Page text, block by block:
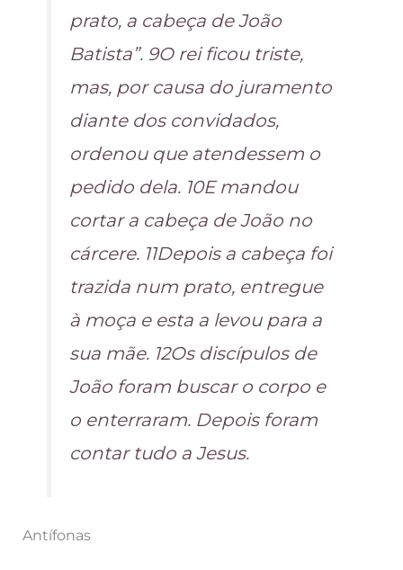
prato, a cabeça de João
Batista”. 9O rei ficou triste,
mas, por causa do juramento
diante dos convidados,
ordenou que atendessem o
pedido dela. 10E mandou
cortar a cabeça de João no
cárcere. 11Depois a cabeça foi
trazida num prato, entregue
à moça e esta a levou para a
sua mãe. 12Os discípulos de
João foram buscar o corpo e
o enterraram. Depois foram
contar tudo a Jesus.
Antífonas